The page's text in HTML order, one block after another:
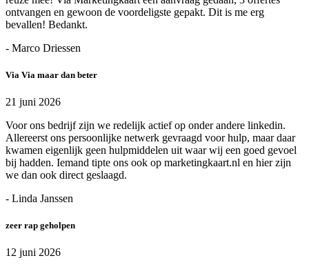
ontvangen en gewoon de voordeligste gepakt. Dit is me erg
bevallen! Bedankt.
- Marco Driessen
Via Via maar dan beter
21 juni 2026
Voor ons bedrijf zijn we redelijk actief op onder andere linkedin.
Allereerst ons persoonlijke netwerk gevraagd voor hulp, maar daar
kwamen eigenlijk geen hulpmiddelen uit waar wij een goed gevoel
bij hadden. Iemand tipte ons ook op marketingkaart.nl en hier zijn
we dan ook direct geslaagd.
- Linda Janssen
zeer rap geholpen
12 juni 2026